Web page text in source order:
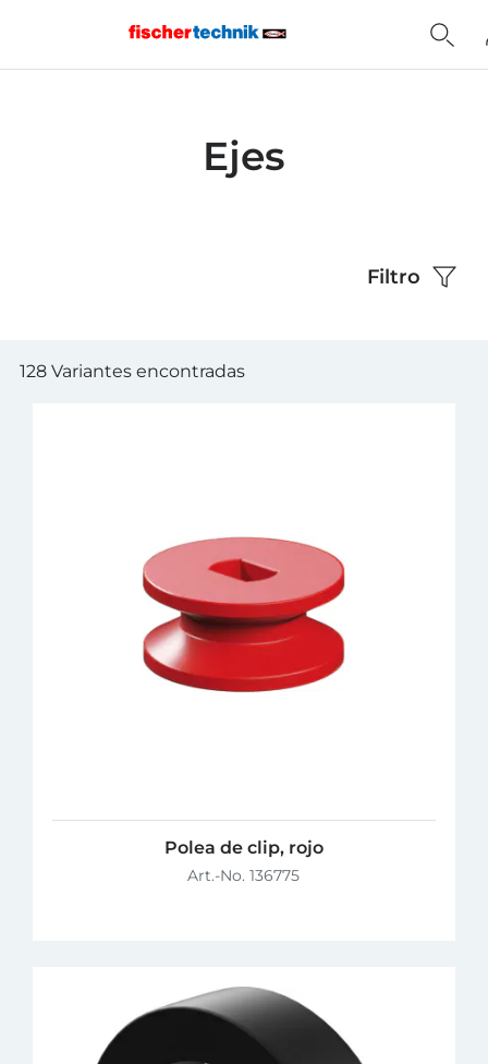
Ejes
Filtro
128 Variantes encontradas
Polea de clip, rojo
Art.-No. 136775